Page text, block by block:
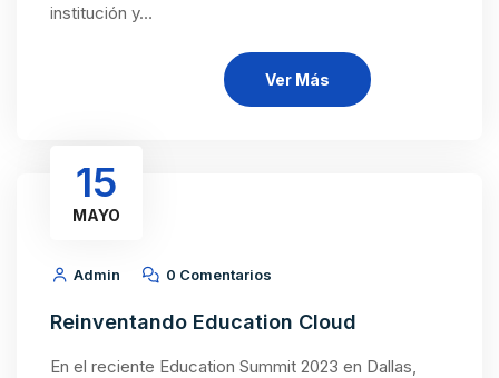
institución y…
Ver Más
15
MAYO
Admin 0 Comentarios
Reinventando Education Cloud
En el reciente Education Summit 2023 en Dallas,